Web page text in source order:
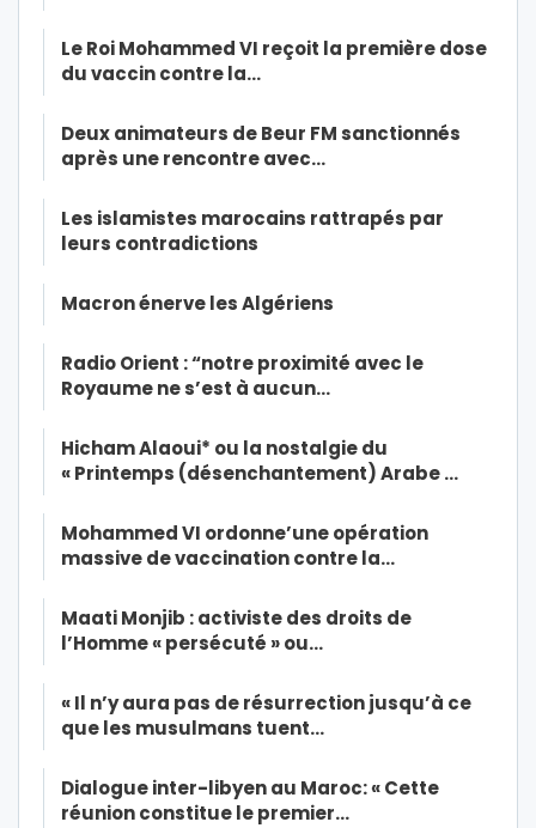
Le Roi Mohammed VI reçoit la première dose
du vaccin contre la…
Deux animateurs de Beur FM sanctionnés
après une rencontre avec…
Les islamistes marocains rattrapés par
leurs contradictions
Macron énerve les Algériens
Radio Orient : “notre proximité avec le
Royaume ne s’est à aucun…
Hicham Alaoui* ou la nostalgie du
« Printemps (désenchantement) Arabe …
Mohammed VI ordonne’une opération
massive de vaccination contre la…
Maati Monjib : activiste des droits de
l’Homme « persécuté » ou…
« Il n’y aura pas de résurrection jusqu’à ce
que les musulmans tuent…
Dialogue inter-libyen au Maroc: « Cette
réunion constitue le premier…